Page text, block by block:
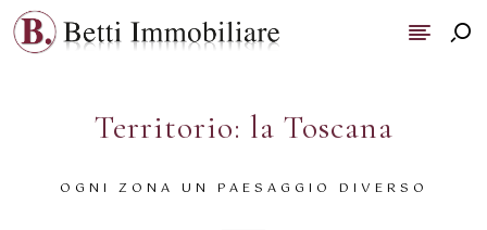
Territorio: la Toscana
OGNI ZONA UN PAESAGGIO DIVERSO